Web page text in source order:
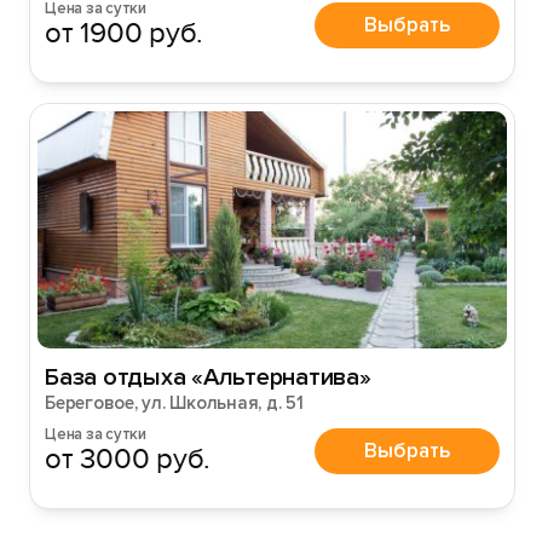
Цена за сутки
от 1900 руб. Выбрать
База отдыха «Альтернатива»
Береговое, ул. Школьная, д. 51
Цена за сутки
от 3000 руб. Выбрать